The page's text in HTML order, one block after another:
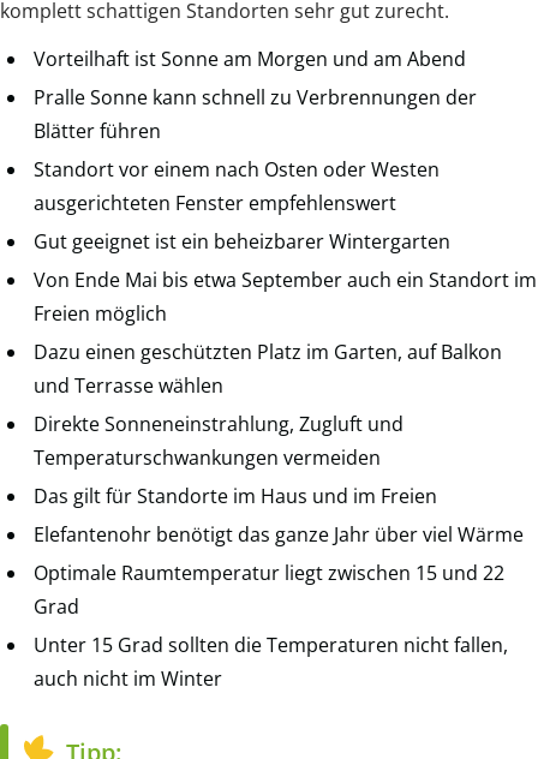
komplett schattigen Standorten sehr gut zurecht.
Vorteilhaft ist Sonne am Morgen und am Abend
Pralle Sonne kann schnell zu Verbrennungen der
Blätter führen
Standort vor einem nach Osten oder Westen
ausgerichteten Fenster empfehlenswert
Gut geeignet ist ein beheizbarer Wintergarten
Von Ende Mai bis etwa September auch ein Standort im
Freien möglich
Dazu einen geschützten Platz im Garten, auf Balkon
und Terrasse wählen
Direkte Sonneneinstrahlung, Zugluft und
Temperaturschwankungen vermeiden
Das gilt für Standorte im Haus und im Freien
Elefantenohr benötigt das ganze Jahr über viel Wärme
Optimale Raumtemperatur liegt zwischen 15 und 22
Grad
Unter 15 Grad sollten die Temperaturen nicht fallen,
auch nicht im Winter
Tipp: